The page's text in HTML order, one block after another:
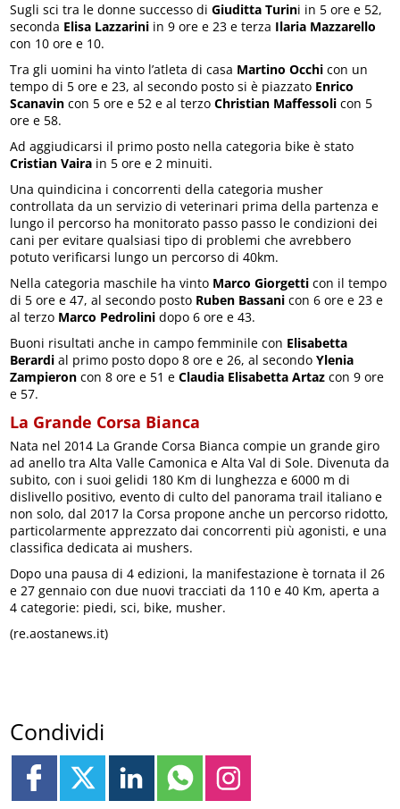
Sugli sci tra le donne successo di Giuditta Turini in 5 ore e 52,
seconda Elisa Lazzarini in 9 ore e 23 e terza Ilaria Mazzarello
con 10 ore e 10.
Tra gli uomini ha vinto l’atleta di casa Martino Occhi con un
tempo di 5 ore e 23, al secondo posto si è piazzato Enrico
Scanavin con 5 ore e 52 e al terzoChristian Maffessoli con 5
ore e 58.
Ad aggiudicarsi il primo posto nella categoria bike è stato
Cristian Vaira in 5 ore e 2 minuiti.
Una quindicina i concorrenti della categoria musher
controllata da un servizio di veterinari prima della partenza e
lungo il percorso ha monitorato passo passo le condizioni dei
cani per evitare qualsiasi tipo di problemi che avrebbero
potuto verificarsi lungo un percorso di 40km.
Nella categoria maschile ha vinto Marco Giorgetti con il tempo
di 5 ore e 47, al secondo posto Ruben Bassani con 6 ore e 23 e
al terzo Marco Pedrolini dopo 6 ore e 43.
Buoni risultati anche in campo femminile con Elisabetta
Berardi al primo posto dopo 8 ore e 26, al secondoYlenia
Zampieron con 8 ore e 51 e Claudia Elisabetta Artaz con 9 ore
e 57.
La Grande Corsa Bianca
Nata nel 2014 La Grande Corsa Bianca compie un grande giro
ad anello tra Alta Valle Camonica e Alta Val di Sole. Divenuta da
subito, con i suoi gelidi 180 Km di lunghezza e 6000 m di
dislivello positivo, evento di culto del panorama trail italiano e
non solo, dal 2017 la Corsa propone anche un percorso ridotto,
particolarmente apprezzato dai concorrenti più agonisti, e una
classifica dedicata ai mushers.
Dopo una pausa di 4 edizioni, la manifestazione è tornata il 26
e 27 gennaio con due nuovi tracciati da 110 e 40 Km, aperta a
4 categorie: piedi, sci, bike, musher.
(re.aostanews.it)
Condividi